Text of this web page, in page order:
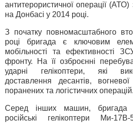
антитерористичної операції
на Донбасі у 2014 році.
З початку повномасштабного
році бригада є ключовим
мобільності та ефективності
фронту. На її озброєнні
ударні гелікоптери, які
доставлення десантів, вогневої
поранених та логістичних операцій.
Серед інших машин,
російські гелікоптери Ми-